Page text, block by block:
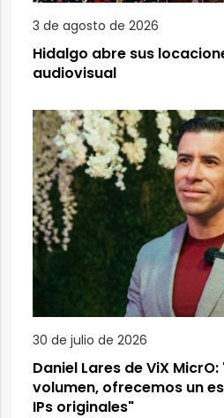
3 de agosto de 2026
Hidalgo abre sus
audiovisual
30 de julio de 2026
Daniel Lares de ViX
volumen, ofrecemos un
IPs originales"